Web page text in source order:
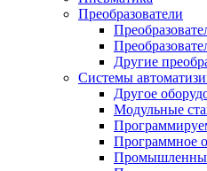
Преобразователи
Другие
Системы
Другое
Модульные
Программное